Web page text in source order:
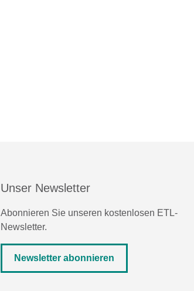
Unser Newsletter
Abonnieren Sie unseren kostenlosen ETL-
Newsletter.
Newsletter abonnieren